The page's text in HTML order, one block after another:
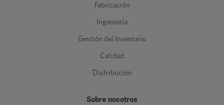
Fabricación
Ingeniería
Gestión del Inventario
Calidad
Distribución
Sobre nosotros